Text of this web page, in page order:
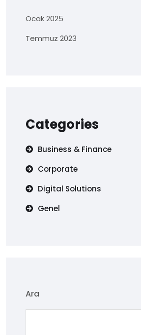
Ocak 2025
Temmuz 2023
Categories
Business & Finance
Corporate
Digital Solutions
Genel
Ara